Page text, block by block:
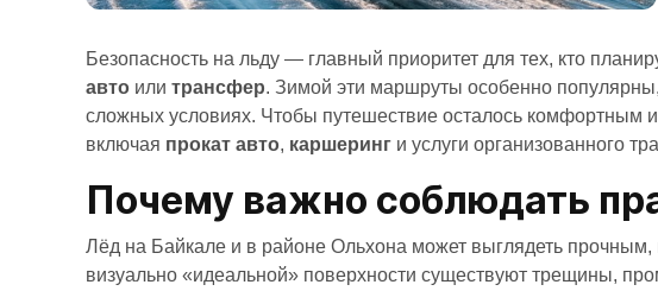
Безопасность на льду — главный приоритет для тех, кто
авто или трансфер. Зимой эти маршруты особенно
сложных условиях. Чтобы путешествие осталось комфортным
включая прокат авто, каршеринг и услуги организованного
Почему важно соблюдать
Лёд на Байкале и в районе Ольхона может выглядеть
визуально «идеальной» поверхности существуют трещины,